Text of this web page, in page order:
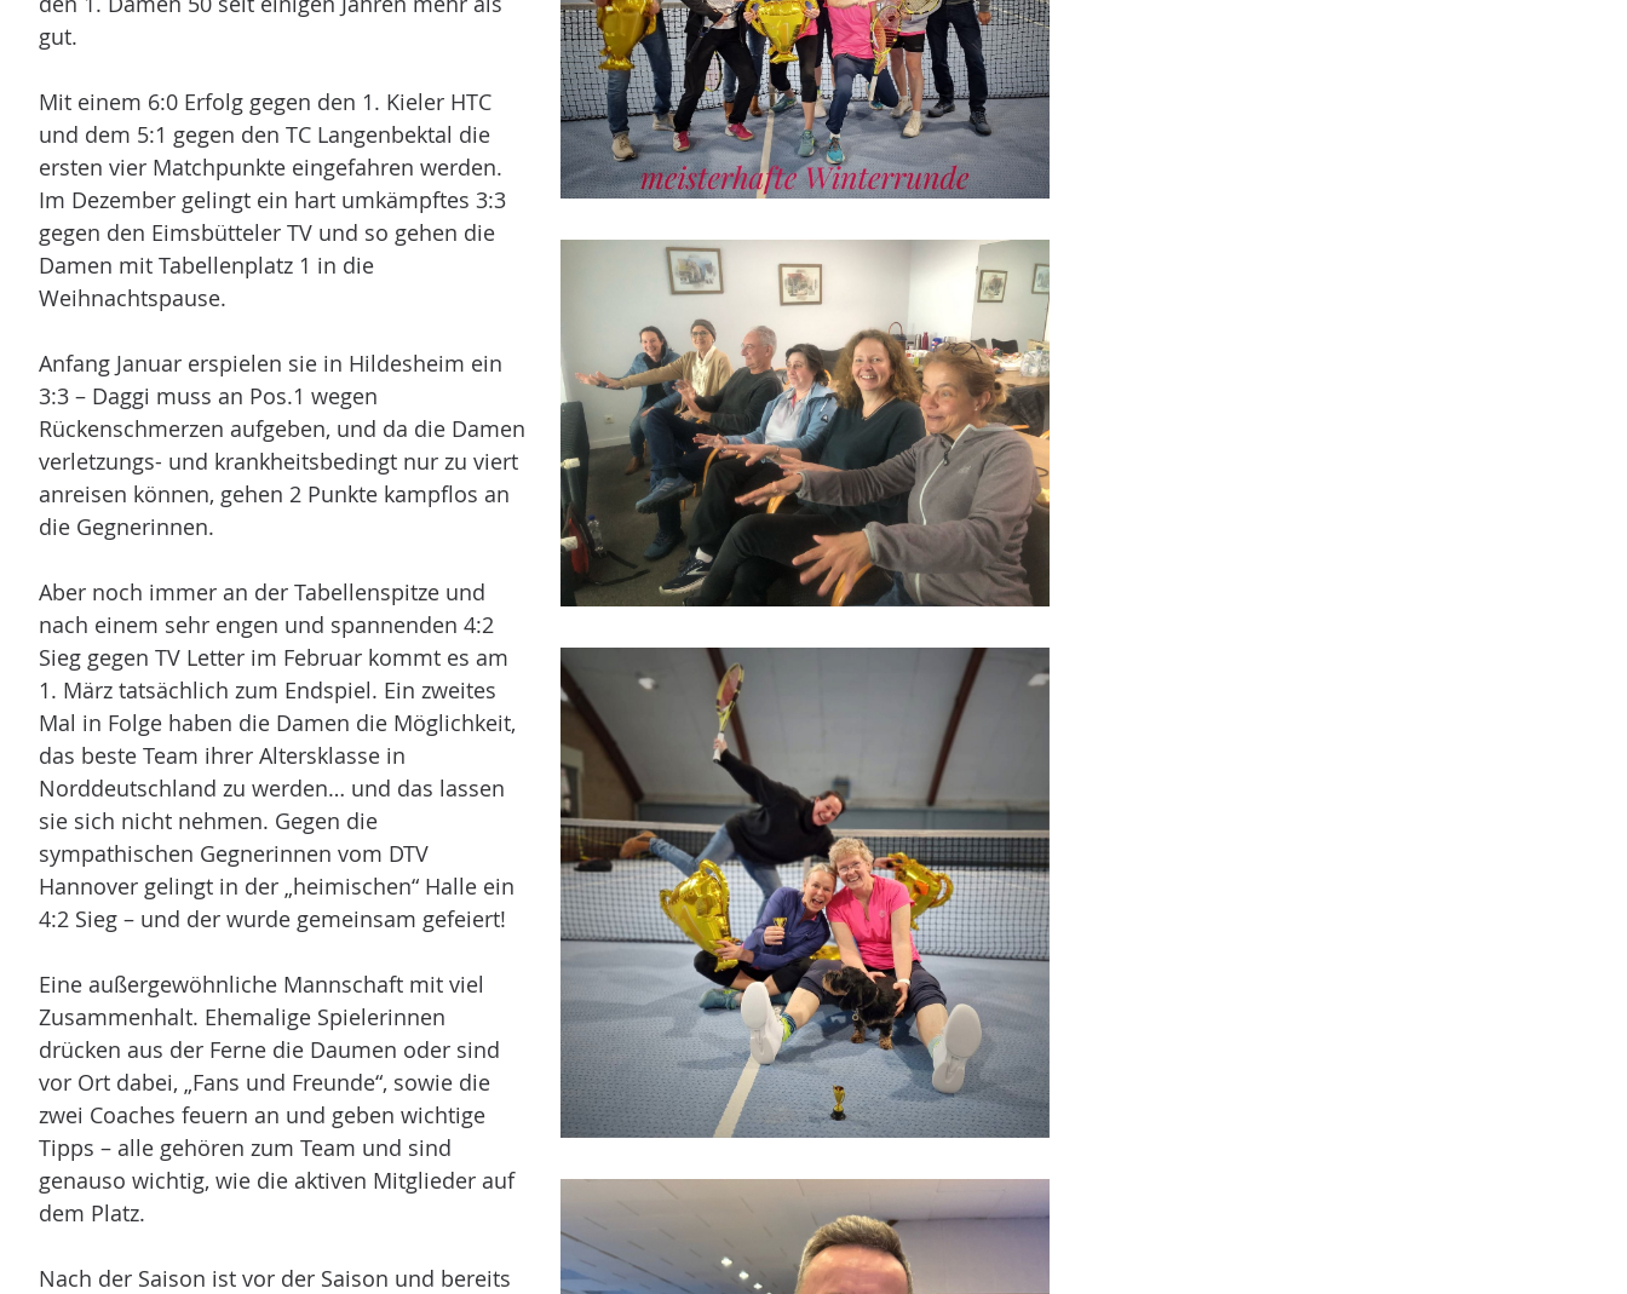
gut.
Mit einem 6:0 Erfolg gegen den 1. Kieler HTC
und dem 5:1 gegen den TC Langenbektal die
ersten vier Matchpunkte eingefahren werden.
Im Dezember gelingt ein hart umkämpftes 3:3
gegen den Eimsbütteler TV und so gehen die
Damen mit Tabellenplatz 1 in die
Weihnachtspause.
Anfang Januar erspielen sie in Hildesheim ein
3:3 – Daggi muss an Pos.1 wegen
Rückenschmerzen aufgeben, und da die Damen
verletzungs- und krankheitsbedingt nur zu viert
anreisen können, gehen 2 Punkte kampflos an
die Gegnerinnen.
Aber noch immer an der Tabellenspitze und
nach einem sehr engen und spannenden 4:2
Sieg gegen TV Letter im Februar kommt es am
1. März tatsächlich zum Endspiel. Ein zweites
Mal in Folge haben die Damen die Möglichkeit,
das beste Team ihrer Altersklasse in
Norddeutschland zu werden… und das lassen
sie sich nicht nehmen. Gegen die
sympathischen Gegnerinnen vom DTV
Hannover gelingt in der „heimischen“ Halle ein
4:2 Sieg – und der wurde gemeinsam gefeiert!
Eine außergewöhnliche Mannschaft mit viel
Zusammenhalt. Ehemalige Spielerinnen
drücken aus der Ferne die Daumen oder sind
vor Ort dabei, „Fans und Freunde“, sowie die
zwei Coaches feuern an und geben wichtige
Tipps – alle gehören zum Team und sind
genauso wichtig, wie die aktiven Mitglieder auf
dem Platz.
Nach der Saison ist vor der Saison und bereits